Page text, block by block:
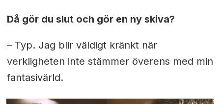
Då gör du slut och gör en ny skiva?
– Typ. Jag blir väldigt kränkt när
verkligheten inte stämmer överens med min
fantasivärld.